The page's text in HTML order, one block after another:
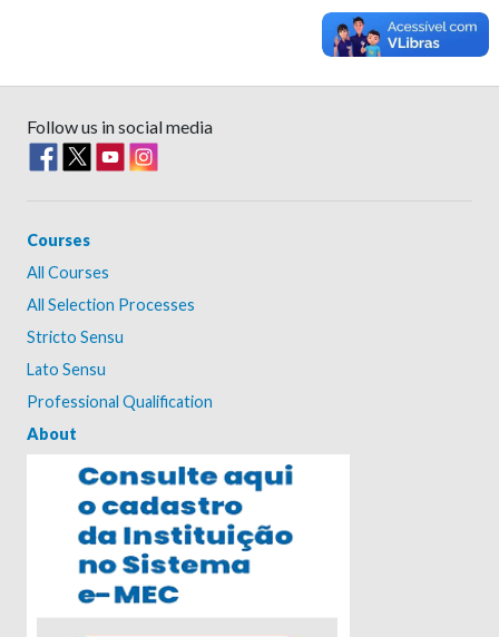
Follow us in social media
Courses
All Courses
All Selection Processes
Stricto Sensu
Lato Sensu
Professional Qualification
About